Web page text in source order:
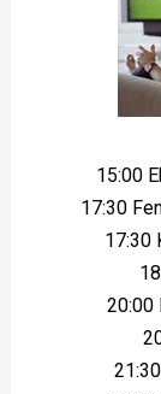
15:00
17:30
17:30
20:00